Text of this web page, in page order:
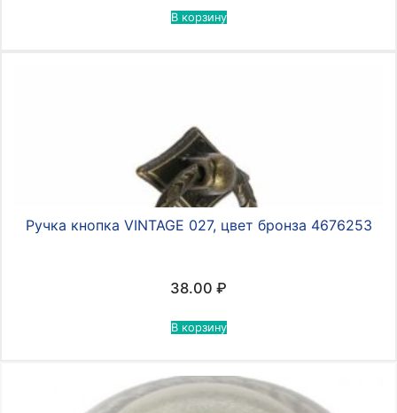
В корзину
Ручка кнопка VINTAGE 027, цвет бронза 4676253
38.00 ₽
В корзину